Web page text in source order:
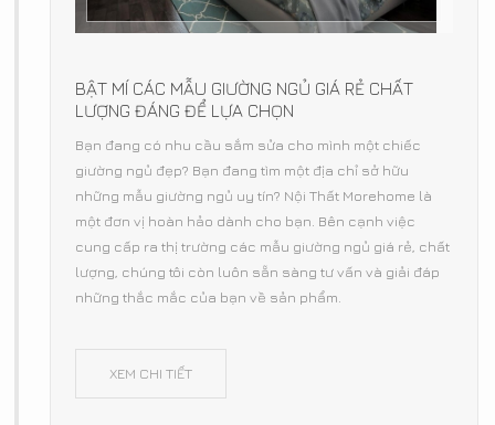
BẬT MÍ CÁC MẪU GIƯỜNG NGỦ GIÁ RẺ CHẤT
LƯỢNG ĐÁNG ĐỂ LỰA CHỌN
Bạn đang có nhu cầu sắm sửa cho mình một chiếc
giường ngủ đẹp? Bạn đang tìm một địa chỉ sở hữu
những mẫu giường ngủ uy tín? Nội Thất Morehome là
một đơn vị hoàn hảo dành cho bạn. Bên cạnh việc
cung cấp ra thị trường các mẫu giường ngủ giá rẻ, chất
lượng, chúng tôi còn luôn sẵn sàng tư vấn và giải đáp
những thắc mắc của bạn về sản phẩm.
XEM CHI TIẾT